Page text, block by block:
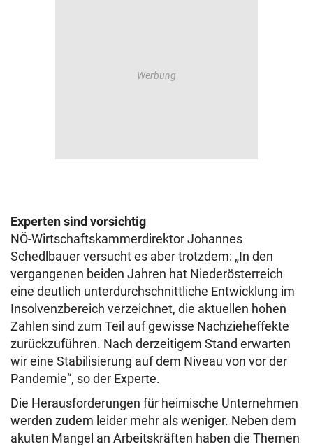
Experten sind vorsichtig
NÖ-Wirtschaftskammerdirektor Johannes
Schedlbauer versucht es aber trotzdem: „In den
vergangenen beiden Jahren hat Niederösterreich
eine deutlich unterdurchschnittliche Entwicklung im
Insolvenzbereich verzeichnet, die aktuellen hohen
Zahlen sind zum Teil auf gewisse Nachzieheffekte
zurückzuführen. Nach derzeitigem Stand erwarten
wir eine Stabilisierung auf dem Niveau von vor der
Pandemie“, so der Experte.
Die Herausforderungen für heimische Unternehmen
werden zudem leider mehr als weniger. Neben dem
akuten Mangel an Arbeitskräften haben die Themen